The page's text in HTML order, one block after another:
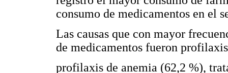
consumo de medicamentos en el
Las causas que con mayor
de medicamentos fueron
profilaxis de anemia (62,2 %),